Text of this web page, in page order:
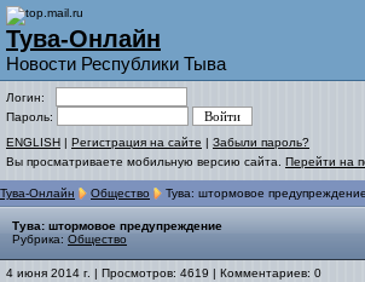
Тува-Онлайн
Новости Республики Тыва
Логин:
Пароль:
ENGLISH | Регистрация на сайте | Забыли пароль?
Вы просматриваете мобильную версию сайта. Перейти на
Тува-Онлайн Общество Тува: штормовое предупреждение
Тува: штормовое предупреждение
Рубрика: Общество
4 июня 2014 г. | Просмотров: 4619 | Комментариев: 0